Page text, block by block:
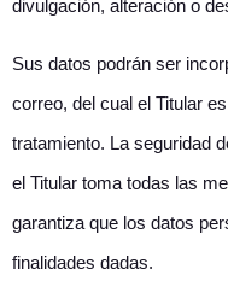
divulgación, alteración o
Sus datos podrán ser
correo, del cual el Titular
tratamiento. La seguridad
el Titular toma todas las
garantiza que los datos
finalidades dadas.